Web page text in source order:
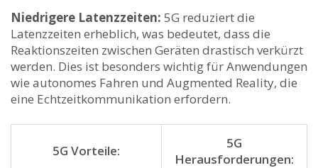
Niedrigere Latenzzeiten: ⁢5G reduziert die
Latenzzeiten erheblich, was bedeutet, dass die
Reaktionszeiten zwischen Geräten drastisch verkürzt⁣
werden. Dies ist besonders wichtig ⁢für Anwendungen
⁤wie autonomes Fahren‌ und⁤ Augmented‍ Reality, die
eine Echtzeitkommunikation‌ erfordern.
5G ​Vorteile:
5G
Herausforderungen: